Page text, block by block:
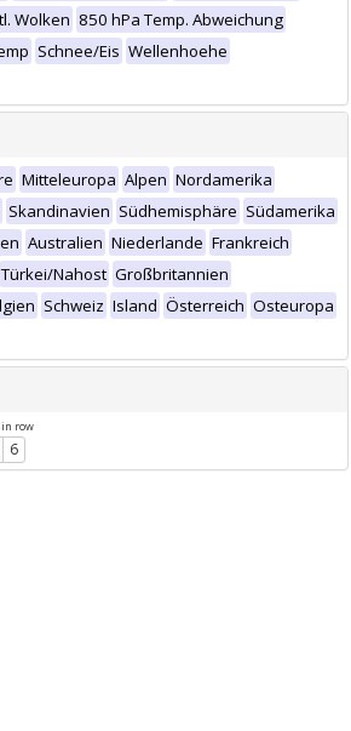
Wolken 850 hPa Temp. Abweichung
Schnee/Eis Wellenhoehe
Mitteleuropa Alpen Nordamerika
Skandinavien Südhemisphäre Südamerika
Australien Niederlande Frankreich
Türkei/Nahost Großbritannien
Schweiz Island Österreich Osteuropa
in row
6